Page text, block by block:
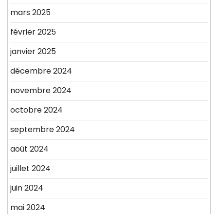
mars 2025
février 2025
janvier 2025
décembre 2024
novembre 2024
octobre 2024
septembre 2024
août 2024
juillet 2024
juin 2024
mai 2024